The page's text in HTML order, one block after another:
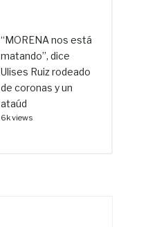
“MORENA nos está
matando”, dice
Ulises Ruiz rodeado
de coronas y un
ataúd
6k views